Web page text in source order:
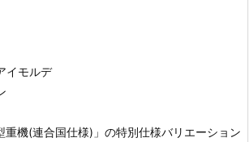
イモルデ
重機(連合国仕様)」の特別仕様バリエーション